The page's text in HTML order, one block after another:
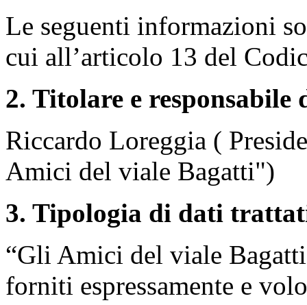
Le seguenti informazioni
cui all’articolo 13 del
2. Titolare e responsabile
Riccardo Loreggia (
Amici del viale Bagatti")
3. Tipologia di dati
“Gli Amici del viale
forniti espressamente e